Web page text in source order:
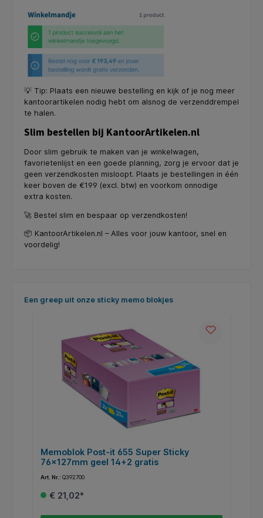
💡 Tip: Plaats een nieuwe bestelling en kijk of je nog meer
kantoorartikelen nodig hebt om alsnog de verzenddrempel
te halen.
Slim bestellen bij KantoorArtikelen.nl
Door slim gebruik te maken van je winkelwagen,
favorietenlijst en een goede planning, zorg je ervoor dat je
geen verzendkosten misloopt. Plaats je bestellingen in één
keer boven de €199 (excl. btw) en voorkom onnodige
extra kosten.
🚀 Bestel slim en bespaar op verzendkosten!
📦 KantoorArtikelen.nl – Alles voor jouw kantoor, snel en
voordelig!
Productgalerij overslaan
Een greep uit onze sticky memo blokjes
Memoblok Post-it 655 Super Sticky
76x127mm geel 14+2 gratis
Art. Nr.: Q392700
€ 21,02*